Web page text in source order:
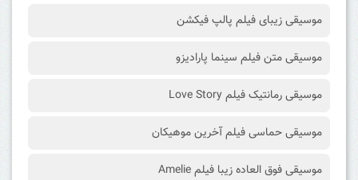
موسیقی زیبای فیلم پالپ فیکشن
موسیقی متن فیلم سینما پارادیزو
موسیقی رمانتیک فیلم Love Story
موسیقی حماسی فیلم آخرین موهیکان
موسیقی فوق العاده زیبا فیلم Amelie